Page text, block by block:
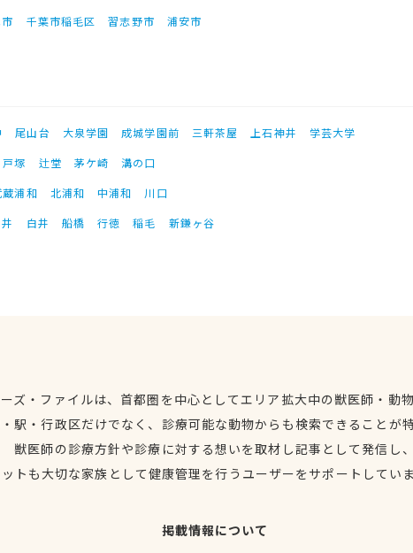
千葉市稲毛区 習志野市 浦安市
尾山台 大泉学園 成城学園前 三軒茶屋 上石神井
学芸大学
戸塚 辻堂 茅ケ崎
溝の口
蔵浦和 北浦和 中浦和
川口
白井 船橋 行徳 稲毛 新鎌ヶ谷
ズ・ファイルは、首都圏を中心としてエリア拡大中の獣医師・動
駅・行政区だけでなく、診療可能な動物からも検索できることが
獣医師の診療方針や診療に対する想いを取材し記事として発信し
トも大切な家族として健康管理を行うユーザーをサポートしてい
掲載情報について